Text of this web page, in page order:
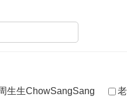
生生ChowSangSang